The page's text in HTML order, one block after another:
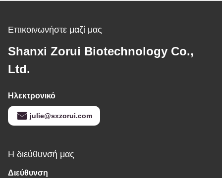
Επικοινωνήστε μαζί μας
Shanxi Zorui Biotechnology Co.,
Ltd.
Ηλεκτρονικό
julie@sxzorui.com
Η διεύθυνσή μας
Διεύθυνση